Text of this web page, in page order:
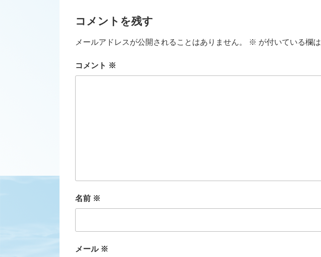
コメントを残す
メールアドレスが公開されることはありません。 ※ が付いている欄
コメント ※
名前 ※
メール ※